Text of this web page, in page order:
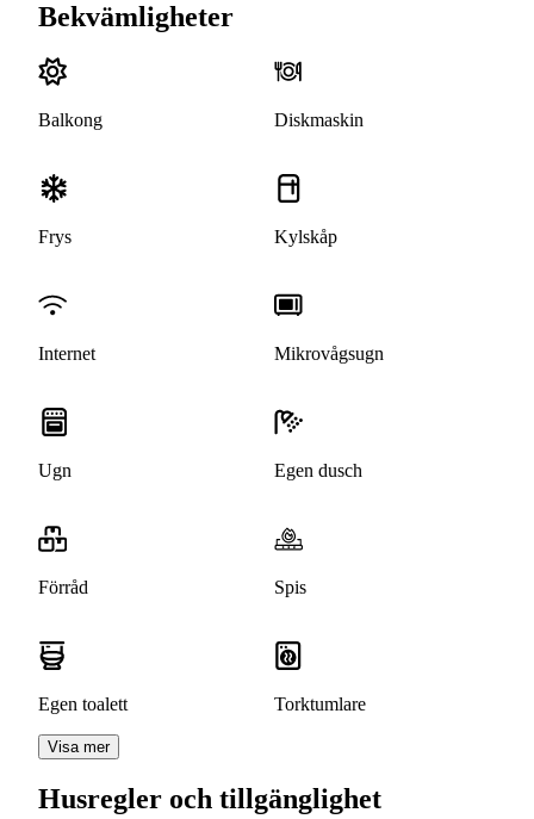
Bekvämligheter
Balkong Diskmaskin
Frys Kylskåp
Internet Mikrovågsugn
Ugn Egen dusch
Förråd Spis
Egen toalett Torktumlare
Visa mer
Husregler och tillgänglighet